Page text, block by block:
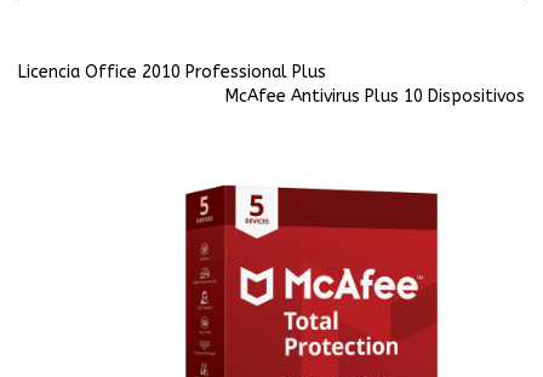
Licencia Office 2010 Professional Plus
McAfee Antivirus Plus 10 Dispositivos